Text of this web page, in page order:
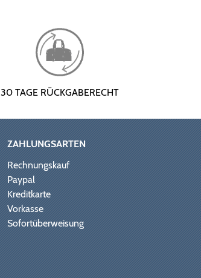
30 TAGE RÜCKGABERECHT
ZAHLUNGSARTEN
Rechnungskauf
Paypal
Kreditkarte
Vorkasse
Sofortüberweisung